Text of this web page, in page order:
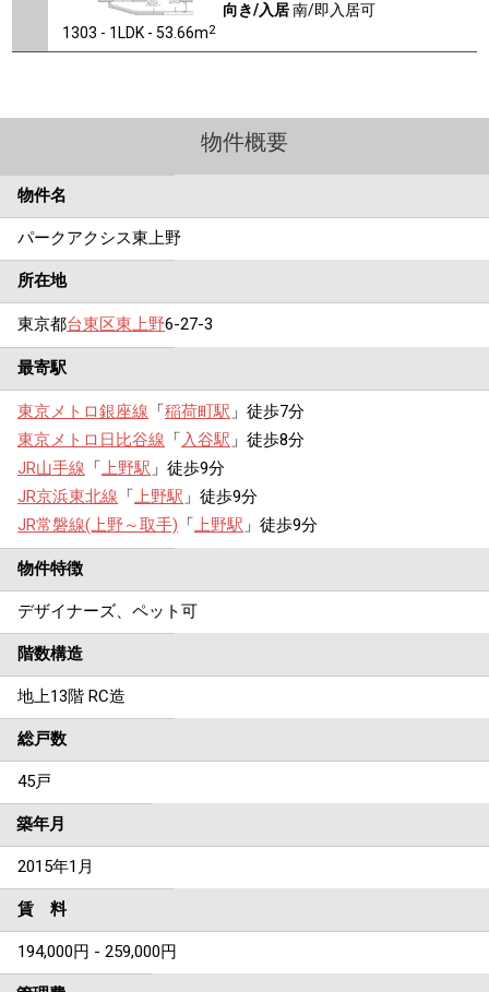
1303 - 1LDK - 53.66m2
向き/入居南/即入居可
物件概要
物件名
パークアクシス東上野
所在地
東京都台東区東上野6-27-3
最寄駅
東京メトロ銀座線 「稲荷町駅 」徒歩7分
東京メトロ日比谷線 「入谷駅 」徒歩8分
JR山手線 「上野駅 」徒歩9分
JR京浜東北線 「上野駅 」徒歩9分
JR常磐線(上野～取手) 「上野駅 」徒歩9分
物件特徴
デザイナーズ、ペット可
階数構造
地上13階 RC造
総戸数
45戸
築年月
2015年1月
賃 料
194,000円 - 259,000円